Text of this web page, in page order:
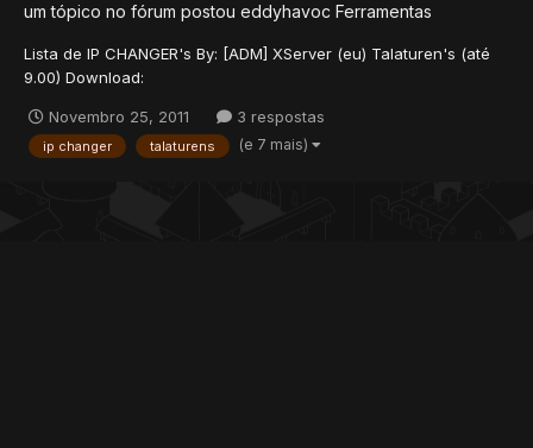
um tópico no fórum postou eddyhavoc Ferramentas
Lista de IP CHANGER's By: [ADM] XServer (eu) Talaturen's (até
9.00) Download:
nger.exe SharpLoader (todas versões) Download: Download
Sharp Loader (link externo) IP Changer (até 7.1 ao 8.62)
Novembro 25, 2011 3 respostas
ip changer talaturens (e 7 mais)